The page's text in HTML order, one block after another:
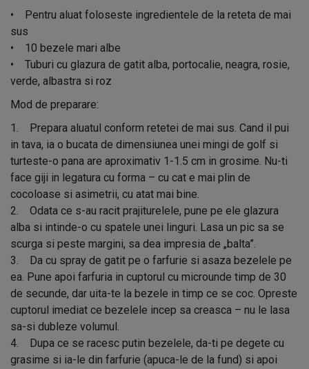
• Pentru aluat foloseste ingredientele de la reteta de mai
sus
• 10 bezele mari albe
• Tuburi cu glazura de gatit alba, portocalie, neagra, rosie,
verde, albastra si roz
Mod de preparare:
1. Prepara aluatul conform retetei de mai sus. Cand il pui
in tava, ia o bucata de dimensiunea unei mingi de golf si
turteste-o pana are aproximativ 1-1.5 cm in grosime. Nu-ti
face giji in legatura cu forma – cu cat e mai plin de
cocoloase si asimetrii, cu atat mai bine.
2. Odata ce s-au racit prajiturelele, pune pe ele glazura
alba si intinde-o cu spatele unei linguri. Lasa un pic sa se
scurga si peste margini, sa dea impresia de „balta”.
3. Da cu spray de gatit pe o farfurie si asaza bezelele pe
ea. Pune apoi farfuria in cuptorul cu microunde timp de 30
de secunde, dar uita-te la bezele in timp ce se coc. Opreste
cuptorul imediat ce bezelele incep sa creasca – nu le lasa
sa-si dubleze volumul.
4. Dupa ce se racesc putin bezelele, da-ti pe degete cu
grasime si ia-le din farfurie (apuca-le de la fund) si apoi